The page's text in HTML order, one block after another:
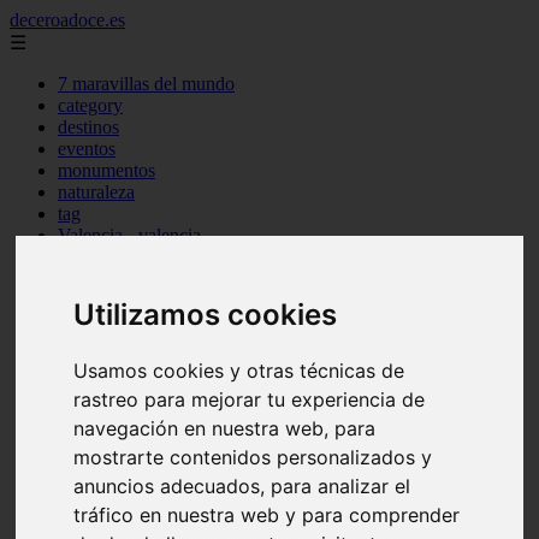
Utilizamos cookies
Usamos cookies y otras técnicas de
rastreo para mejorar tu experiencia de
navegación en nuestra web, para
mostrarte contenidos personalizados y
anuncios adecuados, para analizar el
tráfico en nuestra web y para comprender
deceroadoce.es
☰
7 maravillas del mundo
category
destinos
eventos
monumentos
naturaleza
tag
Valencia - valencia
Madrid - valdemoro
Sevilla - bormujos
A-coruña - a-coruña
Alicante - benidorm
Alicante - finestrat
Almería - mojácar
Huesca - jaca
Valencia - el-puig-de-santa-maría